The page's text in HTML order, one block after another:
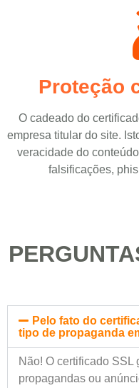
Proteção
O cadeado do
empresa titular do site.
veracidade do
falsificações,
Pelo fato do
tipo de propaganda
Não! O certificado SSL
propagandas ou